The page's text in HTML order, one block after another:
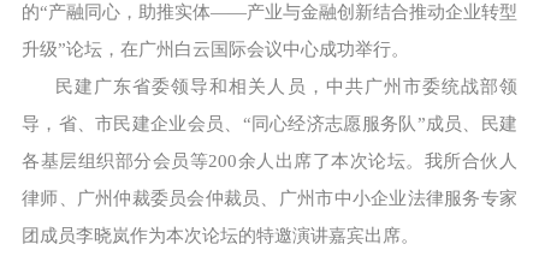
的“产融同心，助推实体——产业与金融创新结合推动企业转型
升级”论坛，在广州白云国际会议中心成功举行。
民建广东省委领导和相关人员，中共广州市委统战部领
导，省、市民建企业会员、“同心经济志愿服务队”成员、民建
各基层组织部分会员等200余人出席了本次论坛。我所合伙人
律师、广州仲裁委员会仲裁员、广州市中小企业法律服务专家
团成员李晓岚作为本次论坛的特邀演讲嘉宾出席。